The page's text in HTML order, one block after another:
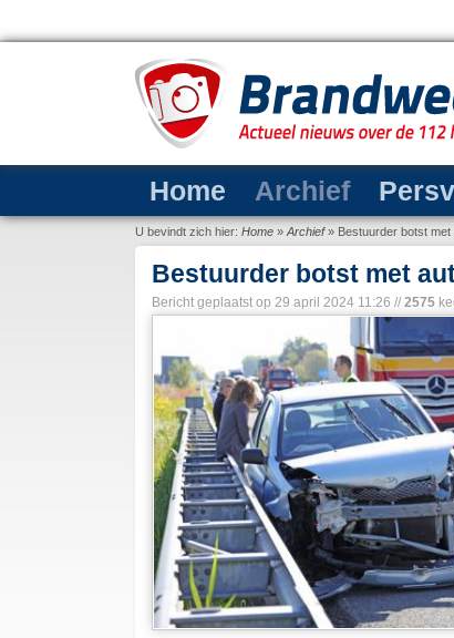
Home Archief
U bevindt zich hier: Home » Archief» Bestuurder botst
Bestuurder botst met
Bericht geplaatst op 29 april 2024 11:26 // 2575